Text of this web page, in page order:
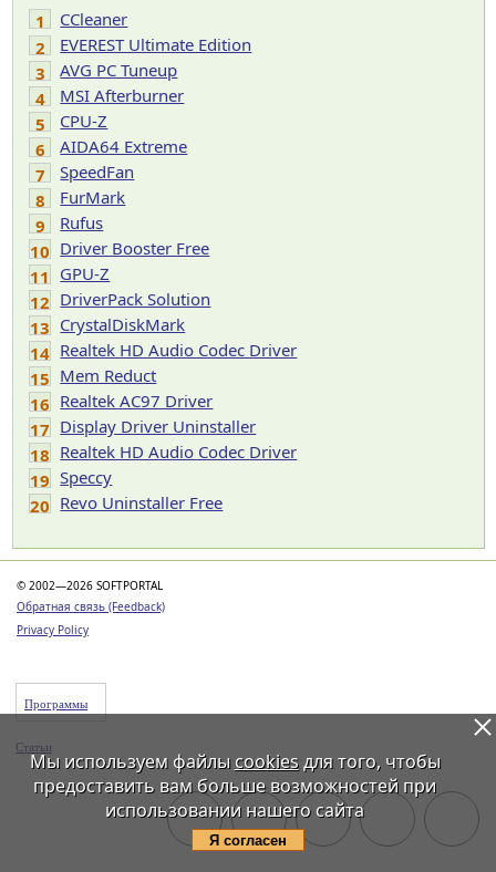
1
CCleaner
2
EVEREST Ultimate Edition
3
AVG PC Tuneup
4
MSI Afterburner
5
CPU-Z
6
AIDA64 Extreme
7
SpeedFan
8
FurMark
9
Rufus
10 Driver Booster Free
11 GPU-Z
12 DriverPack Solution
13 CrystalDiskMark
14 Realtek HD Audio Codec Driver
15 Mem Reduct
16 Realtek AC97 Driver
17 Display Driver Uninstaller
18 Realtek HD Audio Codec Driver
19 Speccy
20 Revo Uninstaller Free
© 2002—2026 SOFTPORTAL
Обратная связь (Feedback)
Privacy Policy
Программы
Статьи
Мы используем файлы cookiesдля того, чтобы
предоставить вам больше возможностей при
использовании нашего сайта